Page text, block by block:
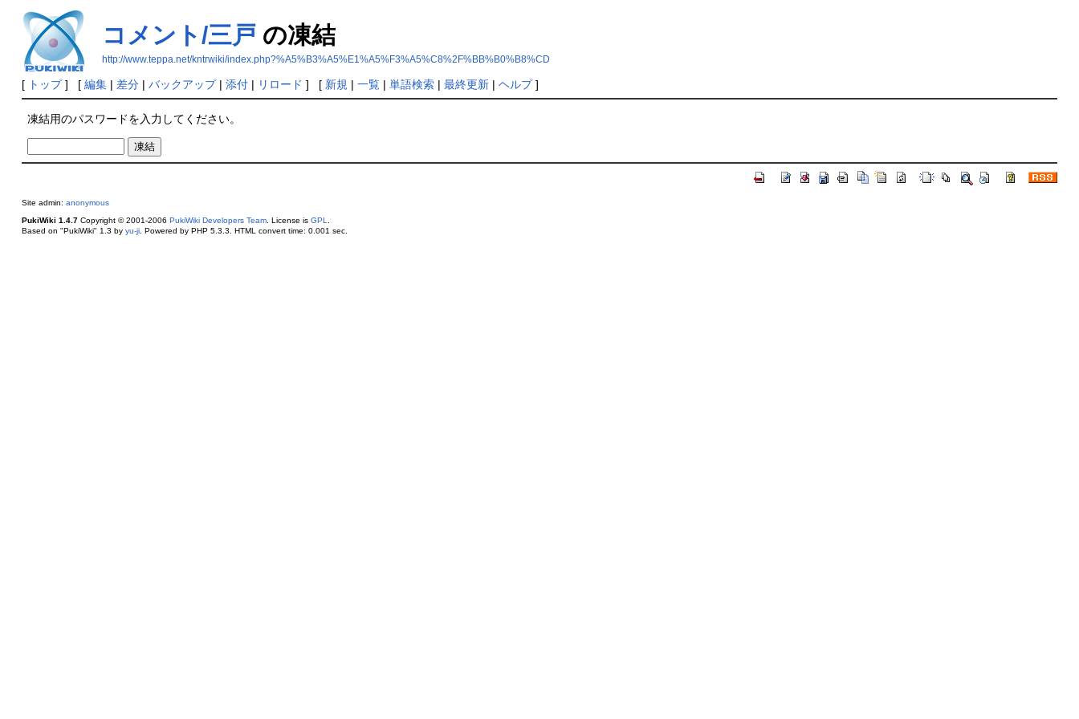
コメント/三戸の凍結
http://www.teppa.net/kntrwiki/index.php?%A5%B3%A5%E1%A5%F3%A5%C8%2F%BB%B0%B8%CD
[ トップ] [ 編集| 差分| バックアップ| 添付| リロード ] [ 新規 | 一覧| 単語検索| 最終更新| ヘルプ]
凍結用のパスワードを入力してください。
Site admin: anonymous
PukiWiki 1.4.7Copyright © 2001-2006 PukiWiki Developers Team. License is GPL.
Based on "PukiWiki" 1.3 by yu-ji. Powered by PHP 5.3.3. HTML convert time: 0.001 sec.